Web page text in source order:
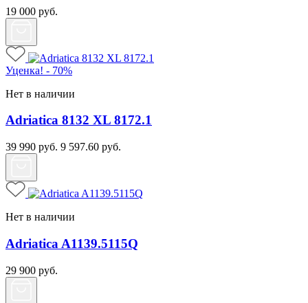
19 000 руб.
Уценка! - 70%
Нет в наличии
Adriatica 8132 XL 8172.1
39 990 руб. 9 597.60 руб.
Нет в наличии
Adriatica A1139.5115Q
29 900 руб.